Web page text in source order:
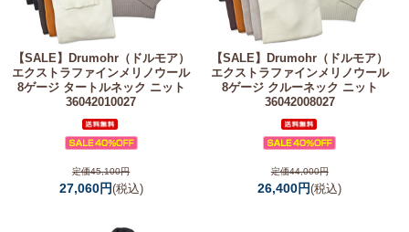
【SALE】 Drumohr（ドルモア）
エクストラファインメリノウール
8ゲージ タートルネック ニット
36042010027
定価45,100円
27,060円(税込)
【SALE】Drumohr（ドルモア）
エクストラファインメリノウール
8ゲージ クルーネック ニット
36042008027
定価44,000円
26,400円(税込)